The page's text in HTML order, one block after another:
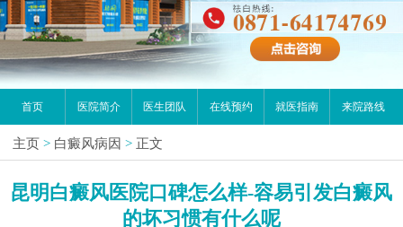
首页 医院简介 医生团队 在线预约 就医指南 来院路线
主页 > 白癜风病因 > 正文
昆明白癜风医院口碑怎么样-容易引发白癜风
的坏习惯有什么呢